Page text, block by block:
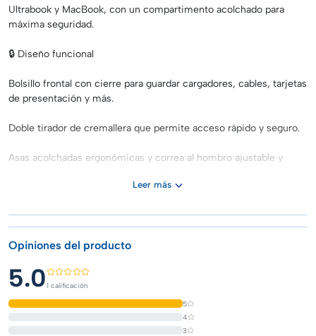
Ultrabook y MacBook, con un compartimento acolchado para
máxima seguridad.
🔒 Diseño funcional
Bolsillo frontal con cierre para guardar cargadores, cables, tarjetas
de presentación y más.
Doble tirador de cremallera que permite acceso rápido y seguro.
Asas acolchadas ergonómicas y correa al hombro ajustable y
Fabricado en poliéster resistente al agua, ideal para proteger tus
Tamaño compatible: Hasta 15.6”
Medidas externas: 29 x 42 x 5 cm
Leer más
Opiniones del producto
5.01 calificación
5
4
3